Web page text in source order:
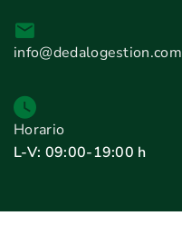
info@dedalogestion.com
Horario
L-V: 09:00-19:00 h